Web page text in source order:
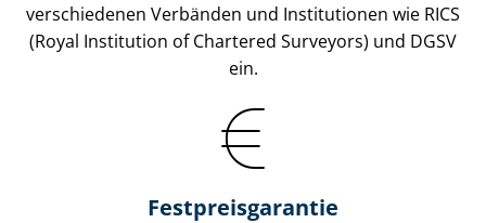
verschiedenen Verbänden und Institutionen wie RICS
(Royal Institution of Chartered Surveyors) und DGSV
ein.
Festpreis​garantie